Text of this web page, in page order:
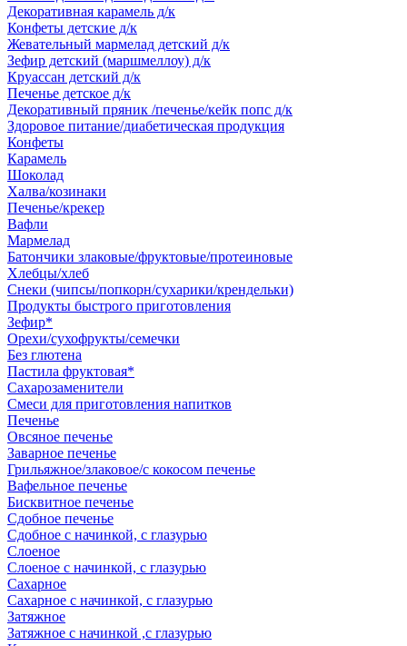
Декоративная карамель д/к
Конфеты детские д/к
Жевательный мармелад детский д/к
Зефир детский (маршмеллоу) д/к
Круассан детский д/к
Печенье детское д/к
Декоративный пряник /печенье/кейк попс д/к
Здоровое питание/диабетическая продукция
Конфеты
Карамель
Шоколад
Халва/козинаки
Печенье/крекер
Вафли
Мармелад
Батончики злаковые/фруктовые/протеиновые
Хлебцы/хлеб
Снеки (чипсы/попкорн/сухарики/крендельки)
Продукты быстрого приготовления
Зефир*
Орехи/сухофрукты/семечки
Без глютена
Пастила фруктовая*
Сахарозаменители
Смеси для приготовления напитков
Печенье
Овсяное печенье
Заварное печенье
Грильяжное/злаковое/с кокосом печенье
Вафельное печенье
Бисквитное печенье
Сдобное печенье
Сдобное с начинкой, с глазурью
Слоеное
Слоеное с начинкой, с глазурью
Сахарное
Сахарное с начинкой, с глазурью
Затяжное
Затяжное с начинкой ,с глазурью